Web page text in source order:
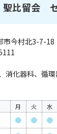
比留会
市今村北3-7-18
消化器科、循
月 火 水
● ● ●